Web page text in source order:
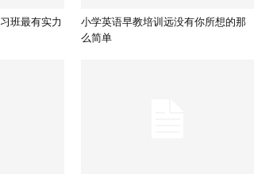
班最有实力
小学英语早教培训远没有你所想的那
么简单